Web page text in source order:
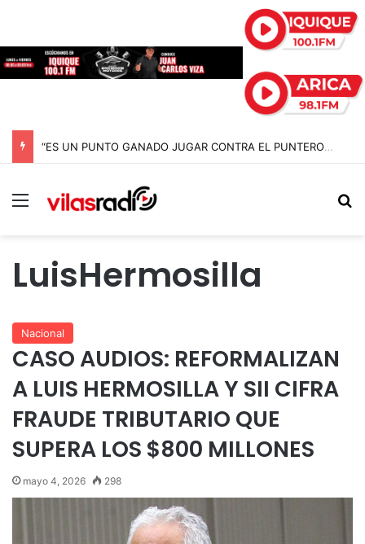
“ES UN PUNTO GANADO JUGAR CONTRA EL PUNTERO” HERNÁN PEÑA TRAS EL EMPATE CON COBRELOA
Menú
LuisHermosilla
Nacional
CASO AUDIOS: REFORMALIZAN
A LUIS HERMOSILLA Y SII CIFRA
FRAUDE TRIBUTARIO QUE
SUPERA LOS $800 MILLONES
mayo 4, 2026 298